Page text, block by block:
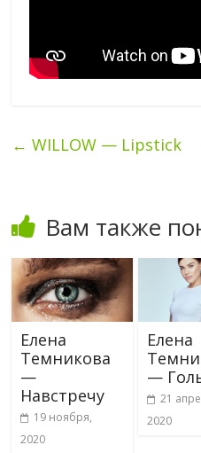
← WILLOW — Lipstick
Вам также
Елена
Темникова
—
Навстречу
19 ноября,
2020
Елена
—
21
2020